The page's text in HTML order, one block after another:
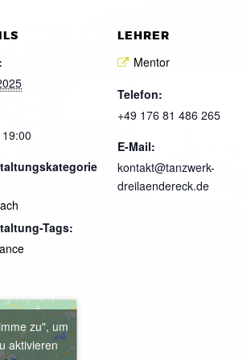
Tags:
LEHRER
Mentor
Telefon:
+49 176 81 486 265
E-Mail:
kontakt@tanzwerk-
dreilaendereck.de
zu", um
aktivieren